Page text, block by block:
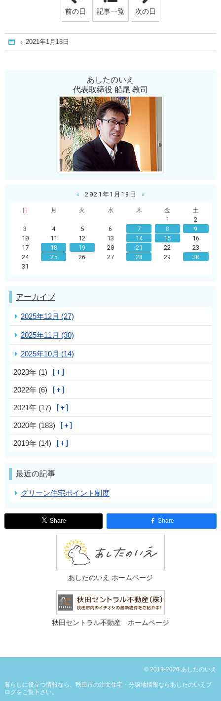
前の日 記事一覧 次の日
Home
2021年1月18日
あしたのいえ
代表取締役 船尾 教司
« 2021年1月18日
»
日
月 火 水 木 金
土
1
2
3
4 5 6 7 8
9
10
11 12 13 14 15
16
17
18 19 20 21 22
23
24
25 26 27 28 29
30
31
アーカイブ
2025年12月 (27)
2025年11月 (30)
2025年10月 (14)
2023年 (1)
2022年 (6)
2021年 (17)
2020年 (183)
2019年 (14)
最近の記事
グリーン住宅ポイント制度
Share Share
あしたのいえ ホームページ
秋田セントラル不動産 ホームページ
© 2019-2026 あしたのいえ
暮らしに役立つ情報なら、 秋田市の注文住宅・分譲地情報ならあしたのいえブ
ログをご覧下さい。